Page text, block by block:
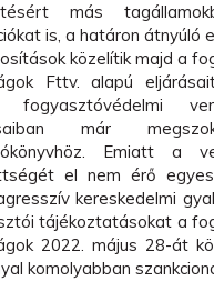
más
is, a határon átnyúló
közelítik majd a
Fttv. alapú
fogyasztóvédelmi
már
Emiatt a
el nem érő
kereskedelmi
tájékoztatásokat a
2022. május 28-át
komolyabban